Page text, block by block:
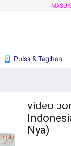
Pulsa & Tagihan
video
Nya)